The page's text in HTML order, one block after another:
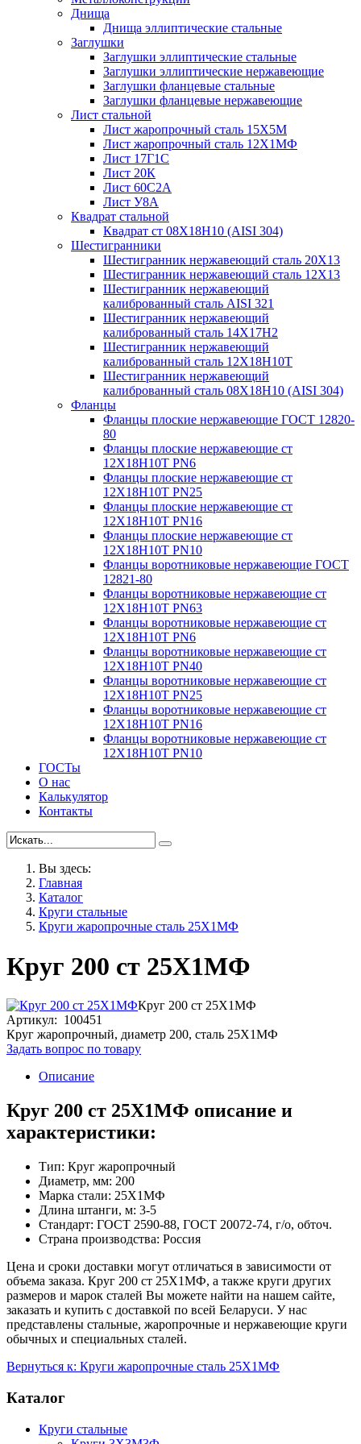
Днища
Днища эллиптические стальные
Заглушки
Заглушки эллиптические стальные
Заглушки эллиптические нержавеющие
Заглушки фланцевые стальные
Заглушки фланцевые нержавеющие
Лист стальной
Лист жаропрочный сталь 15Х5М
Лист жаропрочный сталь 12Х1МФ
Лист 17Г1С
Лист 20К
Лист 60С2А
Лист У8А
Квадрат стальной
Квадрат ст 08Х18Н10 (AISI 304)
Шестигранники
Шестигранник нержавеющий сталь 20Х13
Шестигранник нержавеющий сталь 12Х13
Шестигранник нержавеющий
калиброванный сталь AISI 321
Шестигранник нержавеющий
калиброванный сталь 14Х17Н2
Шестигранник нержавеющий
калиброванный сталь 12Х18Н10Т
Шестигранник нержавеющий
калиброванный сталь 08Х18Н10 (AISI 304)
Фланцы
Фланцы плоские нержавеющие ГОСТ 12820-
80
Фланцы плоские нержавеющие ст
12Х18Н10Т PN6
Фланцы плоские нержавеющие ст
12Х18Н10Т PN25
Фланцы плоские нержавеющие ст
12Х18Н10Т PN16
Фланцы плоские нержавеющие ст
12Х18Н10Т PN10
Фланцы воротниковые нержавеющие ГОСТ
12821-80
Фланцы воротниковые нержавеющие ст
12Х18Н10Т PN63
Фланцы воротниковые нержавеющие ст
12Х18Н10Т PN6
Фланцы воротниковые нержавеющие ст
12Х18Н10Т PN40
Фланцы воротниковые нержавеющие ст
12Х18Н10Т PN25
Фланцы воротниковые нержавеющие ст
12Х18Н10Т PN16
Фланцы воротниковые нержавеющие ст
12Х18Н10Т PN10
ГОСТы
О нас
Калькулятор
Контакты
Вы здесь:
Главная
Каталог
Круги стальные
Круги жаропрочные сталь 25Х1МФ
Круг 200 ст 25Х1МФ
Круг 200 ст 25Х1МФ
Артикул: 100451
Круг жаропрочный, диаметр 200, сталь 25Х1МФ
Задать вопрос по товару
Описание
Круг 200 ст 25Х1МФ описание и
характеристики:
Тип: Круг жаропрочный
Диаметр, мм: 200
Марка стали: 25Х1МФ
Длина штанги, м: 3-5
Стандарт: ГОСТ 2590-88, ГОСТ 20072-74, г/о, обточ.
Страна производства: Россия
Цена и сроки доставки могут отличаться в зависимости от
объема заказа. Круг 200 ст 25Х1МФ, а также круги других
размеров и марок сталей Вы можете найти на нашем сайте,
заказать и купить с доставкой по всей Беларуси. У нас
представлены стальные, жаропрочные и нержавеющие круги
обычных и специальных сталей.
Вернуться к: Круги жаропрочные сталь 25Х1МФ
Каталог
Круги стальные